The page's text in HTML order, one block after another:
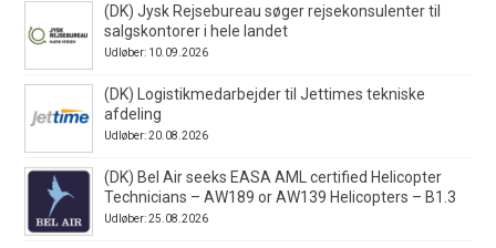
(DK) Jysk Rejsebureau søger rejsekonsulenter til
salgskontorer i hele landet
Udløber: 10.09.2026
(DK) Logistikmedarbejder til Jettimes tekniske
afdeling
Udløber: 20.08.2026
(DK) Bel Air seeks EASA AML certified Helicopter
Technicians – AW189 or AW139 Helicopters – B1.3
Udløber: 25.08.2026